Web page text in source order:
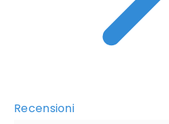
Recensioni